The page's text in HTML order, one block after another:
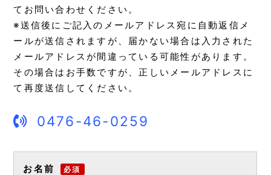
てお問い合わせください。
※送信後にご記入のメールアドレス宛に自動返信メ
ールが送信されますが、届かない場合は入力された
メールアドレスが間違っている可能性があります。
その場合はお手数ですが、正しいメールアドレスに
て再度送信してください。
0476-46-0259
お名前 必須